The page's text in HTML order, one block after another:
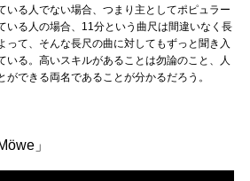
いる人でない場合、つまり主としてポピュラー
いる人の場合、11分という曲尺は間違いなく長
って、そんな長尺の曲に対してもずっと聞き入
いる。高いスキルがあることは勿論のこと、人
ができる両名であることが分かるだろう。
」